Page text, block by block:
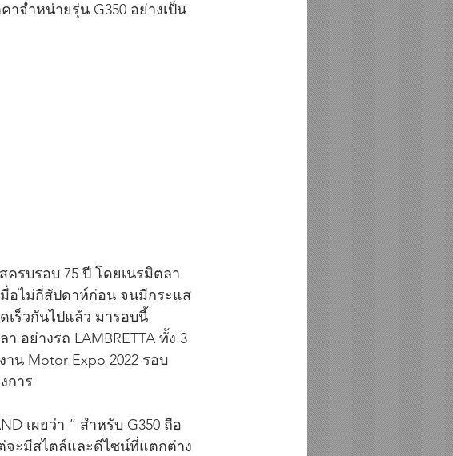
จำหน่ายรุ่น G350 อย่างเป็น
ครบรอบ 75 ปี โดยเนรมิตลา
อไม่กี่สัปดาห์ก่อน จนมีกระแส
เร็วกันไปแล้ว มารอบนี้
อย่างรถ LAMBRETTA ทั้ง 3
าน Motor Expo 2022 รอบ
การ
เผยว่า “ สำหรับ G350 ถือ
จะมีสไตล์และดีไซน์ที่แตกต่าง